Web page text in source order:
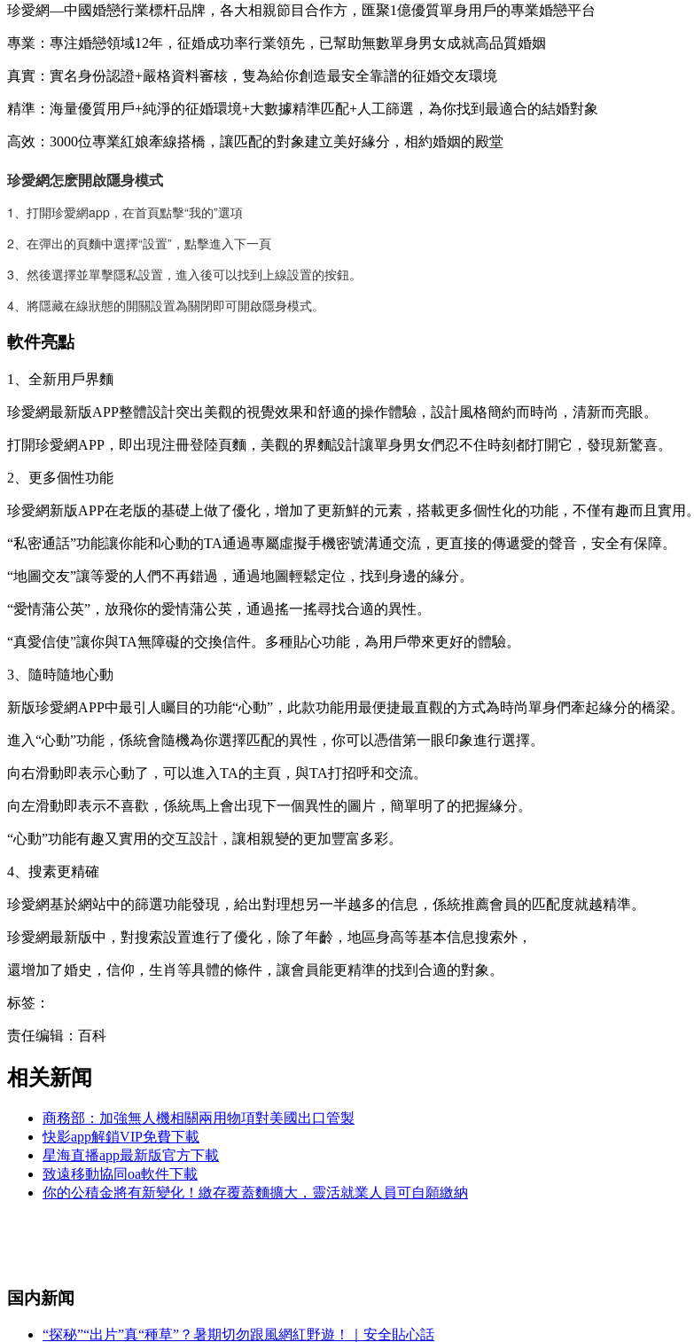
珍愛網—中國婚戀行業標杆品牌，各大相親節目合作方，匯聚1億優質單身用戶的專業婚戀平台
專業：專注婚戀領域12年，征婚成功率行業領先，已幫助無數單身男女成就高品質婚姻
真實：實名身份認證+嚴格資料審核，隻為給你創造最安全靠譜的征婚交友環境
精準：海量優質用戶+純淨的征婚環境+大數據精準匹配+人工篩選，為你找到最適合的結婚對象
高效：3000位專業紅娘牽線搭橋，讓匹配的對象建立美好緣分，相約婚姻的殿堂
珍愛網怎麽開啟隱身模式
1、打開珍愛網app，在首頁點擊“我的”選項
2、在彈出的頁麵中選擇“設置”，點擊進入下一頁
3、然後選擇並單擊隱私設置，進入後可以找到上線設置的按鈕。
4、將隱藏在線狀態的開關設置為關閉即可開啟隱身模式。
軟件亮點
1、全新用戶界麵
珍愛網最新版APP整體設計突出美觀的視覺效果和舒適的操作體驗，設計風格簡約而時尚，清新而亮眼。
打開珍愛網APP，即出現注冊登陸頁麵，美觀的界麵設計讓單身男女們忍不住時刻都打開它，發現新驚喜。
2、更多個性功能
珍愛網新版APP在老版的基礎上做了優化，增加了更新鮮的元素，搭載更多個性化的功能，不僅有趣而且實用。
“私密通話”功能讓你能和心動的TA通過專屬虛擬手機密號溝通交流，更直接的傳遞愛的聲音，安全有保障。
“地圖交友”讓等愛的人們不再錯過，通過地圖輕鬆定位，找到身邊的緣分。
“愛情蒲公英”，放飛你的愛情蒲公英，通過搖一搖尋找合適的異性。
“真愛信使”讓你與TA無障礙的交換信件。多種貼心功能，為用戶帶來更好的體驗。
3、隨時隨地心動
新版珍愛網APP中最引人矚目的功能“心動”，此款功能用最便捷最直觀的方式為時尚單身們牽起緣分的橋梁。
進入“心動”功能，係統會隨機為你選擇匹配的異性，你可以憑借第一眼印象進行選擇。
向右滑動即表示心動了，可以進入TA的主頁，與TA打招呼和交流。
向左滑動即表示不喜歡，係統馬上會出現下一個異性的圖片，簡單明了的把握緣分。
“心動”功能有趣又實用的交互設計，讓相親變的更加豐富多彩。
4、搜素更精確
珍愛網基於網站中的篩選功能發現，給出對理想另一半越多的信息，係統推薦會員的匹配度就越精準。
珍愛網最新版中，對搜索設置進行了優化，除了年齡，地區身高等基本信息搜索外，
還增加了婚史，信仰，生肖等具體的條件，讓會員能更精準的找到合適的對象。
标签：
责任编辑：百科
相关新闻
商務部：加強無人機相關兩用物項對美國出口管製
快影app解鎖VIP免費下載
星海直播app最新版官方下載
致遠移動協同oa軟件下載
你的公積金將有新變化！繳存覆蓋麵擴大，靈活就業人員可自願繳納
国内新闻
“探秘”“出片”真“種草”？暑期切勿跟風網紅野遊！｜安全貼心話